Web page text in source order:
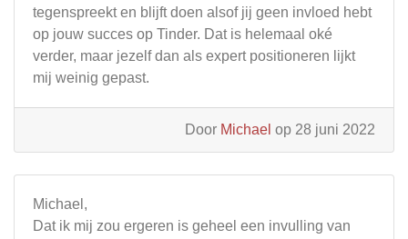
tegenspreekt en blijft doen alsof jij geen invloed hebt
op jouw succes op Tinder. Dat is helemaal oké
verder, maar jezelf dan als expert positioneren lijkt
mij weinig gepast.
Door Michael op 28 juni 2022
Michael,
Dat ik mij zou ergeren is geheel een invulling van